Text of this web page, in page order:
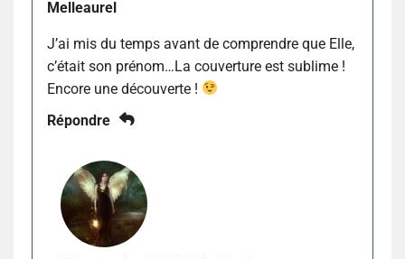
Melleaurel
J’ai mis du temps avant de comprendre que Elle,
c’était son prénom…La couverture est sublime !
Encore une découverte !
Répondre